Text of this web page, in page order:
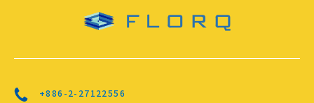
+886-2-27122556